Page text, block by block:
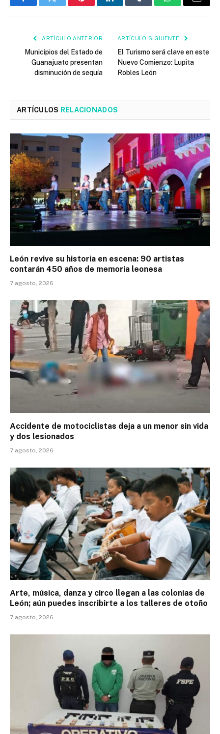
FacebookTwitter PinterestLinkedInTumblr WhatsAppEmail
ARTÍCULO ANTERIOR
Municipios del Estado de
Guanajuato presentan
disminución de sequía
ARTÍCULO SIGUIENTE
El Turismo será clave en este
Nuevo Comienzo: Lupita
Robles León
ARTÍCULOS RELACIONADOS
León revive su historia en escena: 90 artistas
contarán 450 años de memoria leonesa
7 agosto, 2026
Accidente de motociclistas deja a un menor sin vida
y dos lesionados
7 agosto, 2026
Arte, música, danza y circo llegan a las colonias de
León; aún puedes inscribirte a los talleres de otoño
7 agosto, 2026